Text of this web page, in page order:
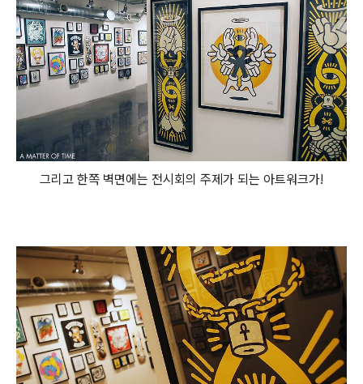
그리고 한쪽 벽면에는 전시회의 주제가 되는 아트워크가!